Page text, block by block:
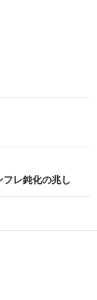
レ鈍化の兆し